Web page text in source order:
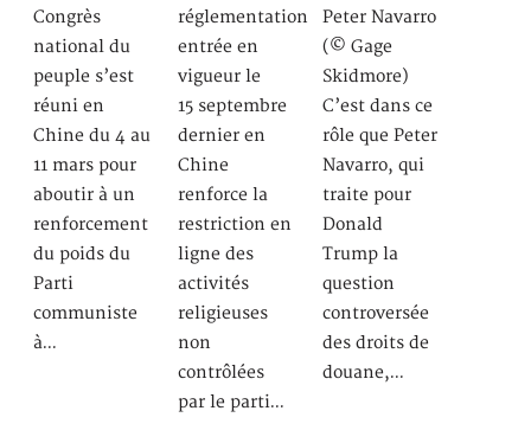
Congrès
national du
peuple s’est
réuni en
Chine du 4 au
11 mars pour
aboutir à un
renforcement
du poids du
Parti
communiste
à…
réglementation
entrée en
vigueur le
15 septembre
dernier en
Chine
renforce la
restriction en
ligne des
activités
religieuses
non
contrôlées
par le parti…
Peter Navarro
(© Gage
Skidmore)
C’est dans ce
rôle que Peter
Navarro, qui
traite pour
Donald
Trump la
question
controversée
des droits de
douane,…